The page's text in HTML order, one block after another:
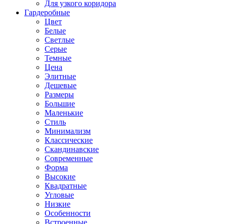
Для узкого коридора
Гардеробные
Цвет
Белые
Светлые
Серые
Темные
Цена
Элитные
Дешевые
Размеры
Большие
Маленькие
Стиль
Минимализм
Классические
Скандинавские
Современные
Форма
Высокие
Квадратные
Угловые
Низкие
Особенности
Встроенные